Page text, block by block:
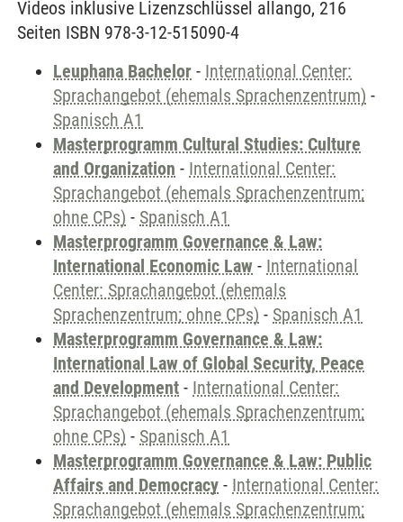
Videos inklusive Lizenzschlüssel allango, 216
Seiten ISBN 978-3-12-515090-4
Leuphana Bachelor - International Center:
Sprachangebot (ehemals Sprachenzentrum) -
Spanisch A1
Masterprogramm Cultural Studies: Culture
and Organization - International Center:
Sprachangebot (ehemals Sprachenzentrum;
ohne CPs) - Spanisch A1
Masterprogramm Governance & Law:
International Economic Law - International
Center: Sprachangebot (ehemals
Sprachenzentrum; ohne CPs) - Spanisch A1
Masterprogramm Governance & Law:
International Law of Global Security, Peace
and Development - International Center:
Sprachangebot (ehemals Sprachenzentrum;
ohne CPs) - Spanisch A1
Masterprogramm Governance & Law: Public
Affairs and Democracy - International Center:
Sprachangebot (ehemals Sprachenzentrum;